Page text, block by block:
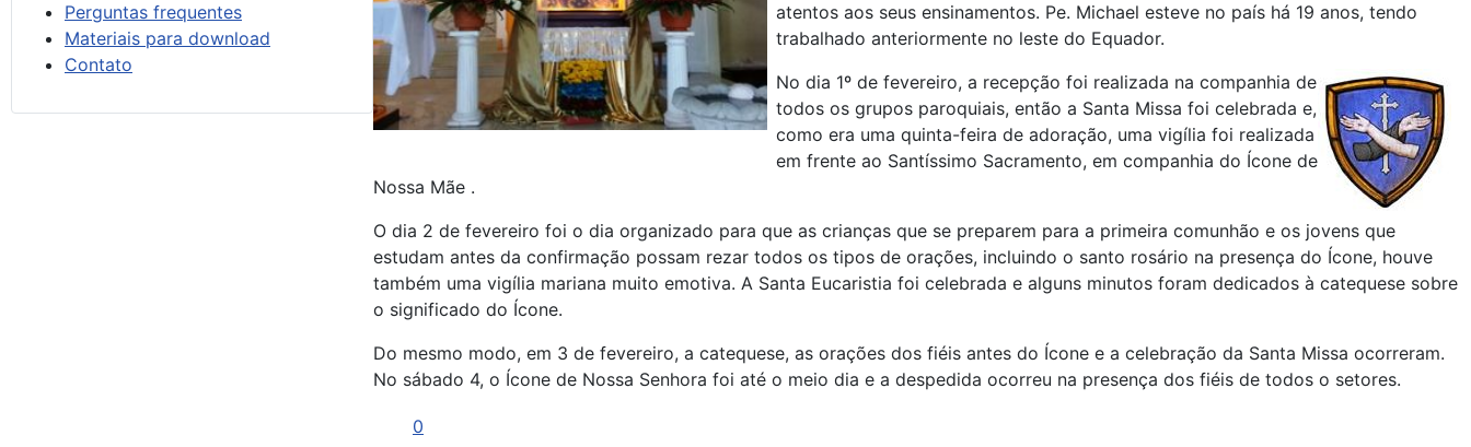
Perguntas frequentes
Materiais para download
Contato
atentos aos seus ensinamentos. Pe. Michael esteve no país há 19 anos, tendo
trabalhado anteriormente no leste do Equador.
No dia 1º de fevereiro, a recepção foi realizada na companhia de
todos os grupos paroquiais, então a Santa Missa foi celebrada e,
como era uma quinta-feira de adoração, uma vigília foi realizada
em frente ao Santíssimo Sacramento, em companhia do Ícone de
Nossa Mãe .
O dia 2 de fevereiro foi o dia organizado para que as crianças que se preparem para a primeira comunhão e os jovens que
estudam antes da confirmação possam rezar todos os tipos de orações, incluindo o santo rosário na presença do Ícone, houve
também uma vigília mariana muito emotiva. A Santa Eucaristia foi celebrada e alguns minutos foram dedicados à catequese sobre
o significado do Ícone.
Do mesmo modo, em 3 de fevereiro, a catequese, as orações dos fiéis antes do Ícone e a celebração da Santa Missa ocorreram.
No sábado 4, o Ícone de Nossa Senhora foi até o meio dia e a despedida ocorreu na presença dos fiéis de todos o setores.
0